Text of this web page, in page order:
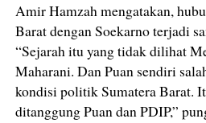
Amir Hamzah mengatakan,
Barat dengan Soekarno terjadi
“Sejarah itu yang tidak dilihat
Maharani. Dan Puan sendiri
kondisi politik Sumatera Barat.
ditanggung Puan dan PDIP,”